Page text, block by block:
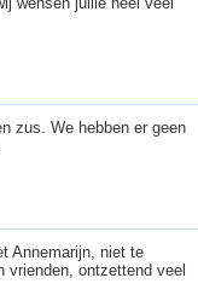
zus. We hebben er geen
Annemarijn, niet te
ontzettend veel